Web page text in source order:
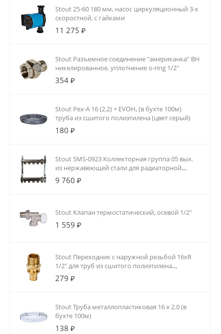
Stout 25-60 180 мм, насос циркуляционный 3-х
скоростной, с гайками
11 275 ₽
Stout Разъемное соединение "американка" ВН
никелированное, уплотнение o-ring 1/2"
354 ₽
Stout Pex-A 16 (2.2) + EVOH, (в бухте 100м)
труба из сшитого полиэтилена (цвет серый)
180 ₽
Stout SMS-0923 Коллекторная группа 05 вых.
из нержавеющей стали для радиаторной
разводки
9 760 ₽
Stout Клапан термостатический, осевой 1/2"
1 559 ₽
Stout Переходник с наружной резьбой 16xR
1/2" для труб из сшитого полиэтилена
аксиальный
279 ₽
Stout Труба металлопластиковая 16 х 2.0 (в
бухте 100м)
138 ₽